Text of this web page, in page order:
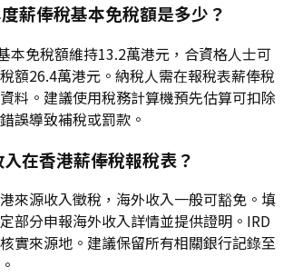
薪俸稅基本免稅額是多少？
本免稅額維持13.2萬港元，合資格人士可
額26.4萬港元。納稅人需在報稅表薪俸稅
料。建議使用稅務計算機預先估算可扣除
誤導致補稅或罰款。
在香港薪俸稅報稅表？
來源收入徵稅，海外收入一般可豁免。填
部分申報海外收入詳情並提供證明。IRD
實來源地。建議保留所有相關銀行記錄至